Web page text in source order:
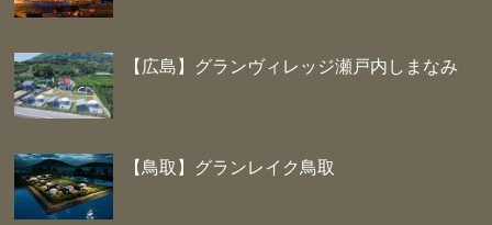
【広島】グランヴィレッジ瀬戸内しまなみ
【鳥取】グランレイク鳥取